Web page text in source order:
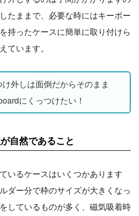
たままで、必要な時にはキーボー
持ったケースに簡単に取り付けら
ています。
外しは面倒だからそのまま
にくっつけたい！
自然であること
いるケースはいくつかあります
ダー分で枠のサイズが大きくなっ
しているものが多く、磁気吸着時